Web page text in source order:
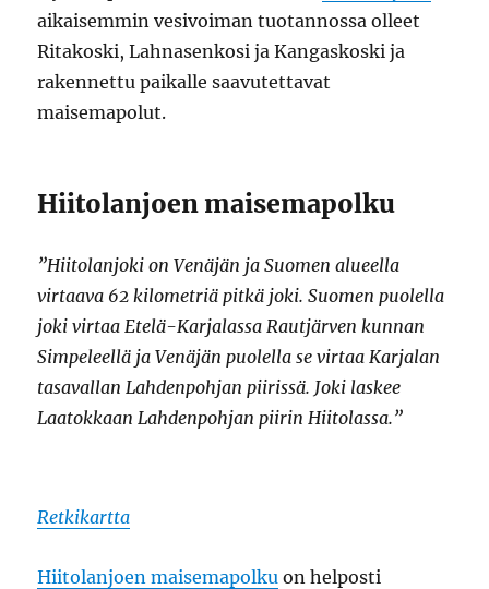
aikaisemmin vesivoiman tuotannossa olleet
Ritakoski, Lahnasenkosi ja Kangaskoski ja
rakennettu paikalle saavutettavat
maisemapolut.
Hiitolanjoen maisemapolku
”Hiitolanjoki on Venäjän ja Suomen alueella
virtaava 62 kilometriä pitkä joki. Suomen puolella
joki virtaa Etelä-Karjalassa Rautjärven kunnan
Simpeleellä ja Venäjän puolella se virtaa Karjalan
tasavallan Lahdenpohjan piirissä. Joki laskee
Laatokkaan Lahdenpohjan piirin Hiitolassa.”
Retkikartta
Hiitolanjoen maisemapolku on helposti